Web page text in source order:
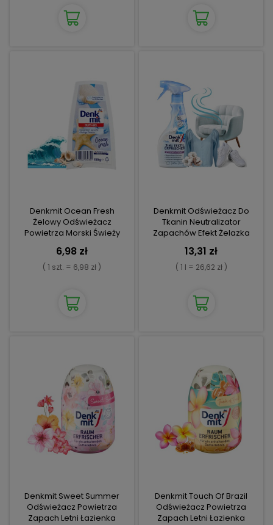
Denkmit Ocean Fresh
Żelowy Odświeżacz
Powietrza Morski Świeży
6,98 zł
( 1 szt. = 6,98 zł )
Denkmit Odświeżacz Do
Tkanin Neutralizator
Zapachów Efekt Żelazka
13,31 zł
( 1 l = 26,62 zł )
Denkmit Sweet Summer
Odświeżacz Powietrza
Zapach Letni Łazienka
Denkmit Touch Of Brazil
Odświeżacz Powietrza
Zapach Letni Łazienka